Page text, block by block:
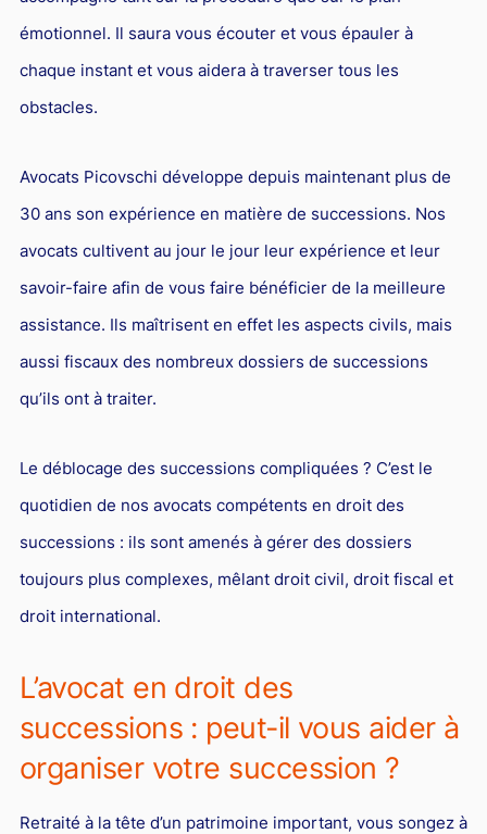
émotionnel. Il saura vous écouter et vous épauler à
chaque instant et vous aidera à traverser tous les
obstacles.
Avocats Picovschi développe depuis maintenant plus de
30 ans son expérience en matière de successions. Nos
avocats cultivent au jour le jour leur expérience et leur
savoir-faire afin de vous faire bénéficier de la meilleure
assistance. Ils maîtrisent en effet les aspects civils, mais
aussi fiscaux des nombreux dossiers de successions
qu’ils ont à traiter.
Le déblocage des successions compliquées ? C’est le
quotidien de nos avocats compétents en droit des
successions : ils sont amenés à gérer des dossiers
toujours plus complexes, mêlant droit civil, droit fiscal et
droit international.
L’avocat en droit des
successions : peut-il vous aider à
organiser votre succession ?
Retraité à la tête d’un patrimoine important, vous songez à